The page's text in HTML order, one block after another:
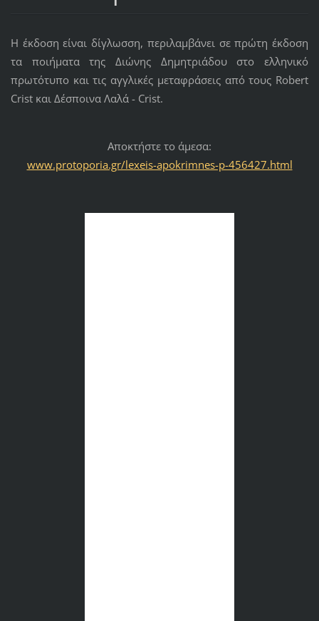
Η έκδοση είναι δίγλωσση, περιλαμβάνει σε πρώτη έκδοση
τα ποιήματα της Διώνης Δημητριάδου στο ελληνικό
πρωτότυπο και τις αγγλικές μεταφράσεις από τους Robert
Crist και Δέσποινα Λαλά - Crist.
Αποκτήστε τo άμεσα:
www.protoporia.gr/lexeis-apokrimnes-p-456427.html